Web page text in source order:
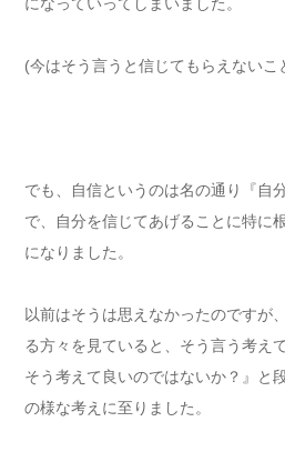
(今はそう言うと信じてもらえないこ
でも、自信というのは名の通り『自
で、自分を信じてあげることに特に
になりました。
以前はそうは思えなかったのですが
る方々を見ていると、そう言う考え
そう考えて良いのではないか？』と
の様な考えに至りました。